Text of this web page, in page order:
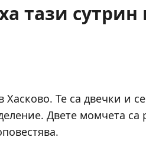
тази сутрин
Те са двечки и
Двете момчета са